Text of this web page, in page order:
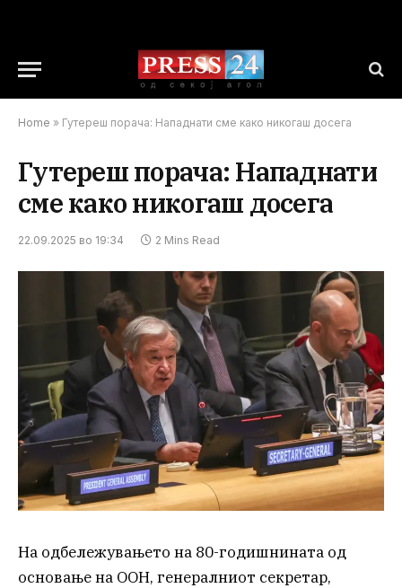
Home » Гутереш порача: Нападнати сме како никогаш досега
Гутереш порача: Нападнати
сме како никогаш досега
22.09.2025 во 19:34 2 Mins Read
На одбележувањето на 80-годишнината од
основање на ООН, генералниот секретар,